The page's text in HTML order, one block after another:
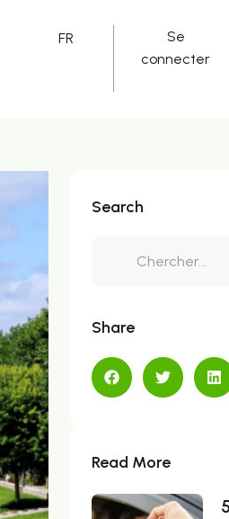
FR
Se
connecter
Search
Share
Read More